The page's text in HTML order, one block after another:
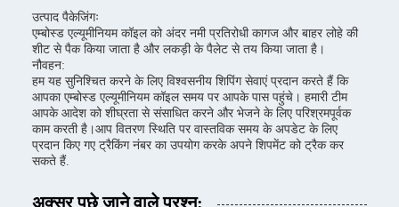
उत्पाद पैकेजिंगः
एम्बोस्ड एल्यूमीनियम कॉइल को अंदर नमी प्रतिरोधी कागज और बाहर लोहे की
शीट से पैक किया जाता है और लकड़ी के पैलेट से तय किया जाता है।
नौवहन:
हम यह सुनिश्चित करने के लिए विश्वसनीय शिपिंग सेवाएं प्रदान करते हैं कि
आपका एम्बोस्ड एल्यूमीनियम कॉइल समय पर आपके पास पहुंचे। हमारी टीम
आपके आदेश को शीघ्रता से संसाधित करने और भेजने के लिए परिश्रमपूर्वक
काम करती है।आप वितरण स्थिति पर वास्तविक समय के अपडेट के लिए
प्रदान किए गए ट्रैकिंग नंबर का उपयोग करके अपने शिपमेंट को ट्रैक कर
सकते हैं.
अक्सर पूछे जाने वाले प्रश्न: